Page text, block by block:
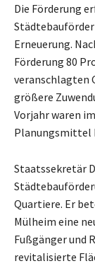
Die Förderung
Erneuerung.
Förderung 80
veranschlagten
größere
Vorjahr waren
Planungsmittel
Staatssekretär
Quartiere. Er
Mülheim eine
Fußgänger und
revitalisierte